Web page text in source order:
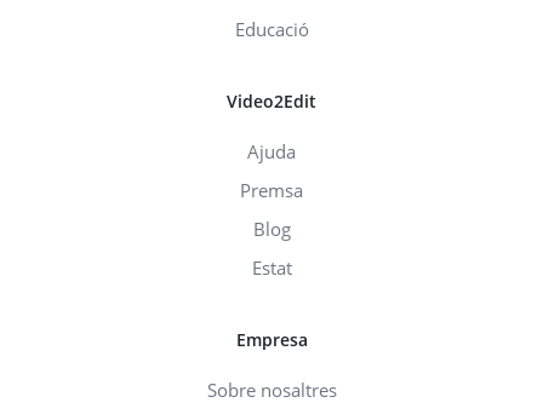
Educació
Video2Edit
Ajuda
Premsa
Blog
Estat
Empresa
Sobre nosaltres